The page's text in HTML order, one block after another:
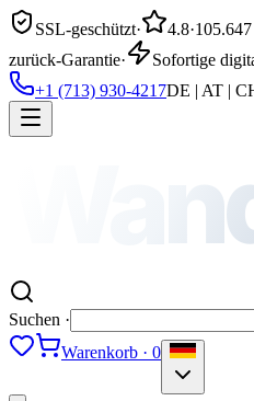
SSL-geschützt· 4.8·
zurück-Garantie·
Sofortige
+1 (713) 930-4217DE | AT |
Suchen ·
Warenkorb · 0